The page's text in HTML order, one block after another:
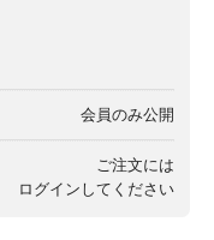
会員のみ公開
ご注文には
ログイン してください